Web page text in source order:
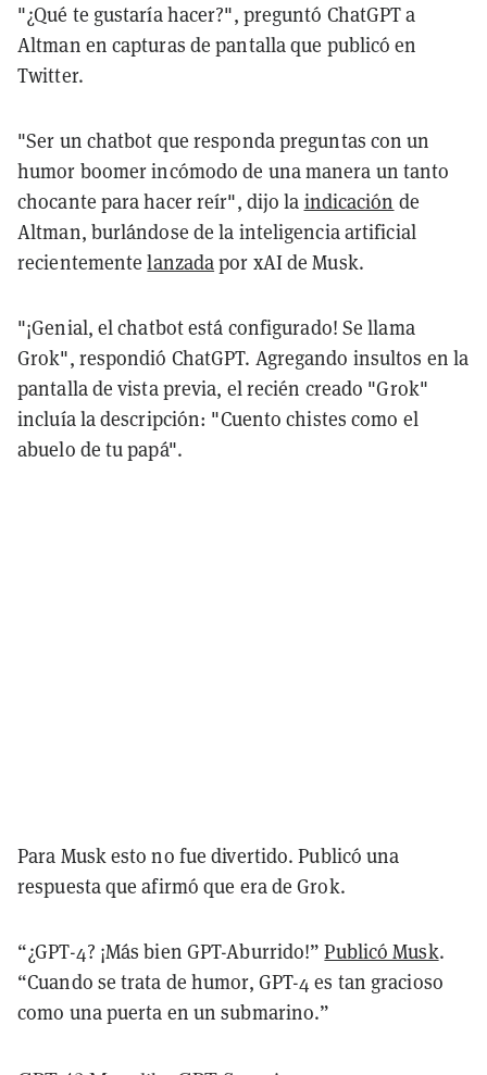
"¿Qué te gustaría hacer?", preguntó ChatGPT a
Altman en capturas de pantalla que publicó en
Twitter.
"Ser un chatbot que responda preguntas con un
humor boomer incómodo de una manera un tanto
chocante para hacer reír", dijo la indicación de
Altman, burlándose de la inteligencia artificial
recientementelanzadapor xAI de Musk.
"¡Genial, el chatbot está configurado! Se llama
Grok", respondió ChatGPT. Agregando insultos en la
pantalla de vista previa, el recién creado "Grok"
incluía la descripción: "Cuento chistes como el
abuelo de tu papá".
Para Musk esto no fue divertido. Publicó una
respuesta que afirmó que era de Grok.
“¿GPT-4? ¡Más bien GPT-Aburrido!”Publicó Musk.
“Cuando se trata de humor, GPT-4 es tan gracioso
como una puerta en un submarino.”